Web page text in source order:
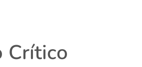
Crítico